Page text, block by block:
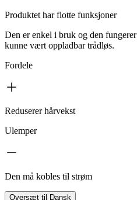
Produktet har flotte funksjoner
Den er enkel i bruk og den
kunne vært oppladbar trådløs.
Fordele
Reduserer hårvekst
Ulemper
Den må kobles til strøm
Oversæt til Dansk